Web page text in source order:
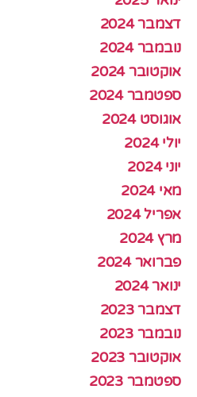
דצמבר 2024
נובמבר 2024
אוקטובר 2024
ספטמבר 2024
אוגוסט 2024
יולי 2024
יוני 2024
מאי 2024
אפריל 2024
מרץ 2024
פברואר 2024
ינואר 2024
דצמבר 2023
נובמבר 2023
אוקטובר 2023
ספטמבר 2023